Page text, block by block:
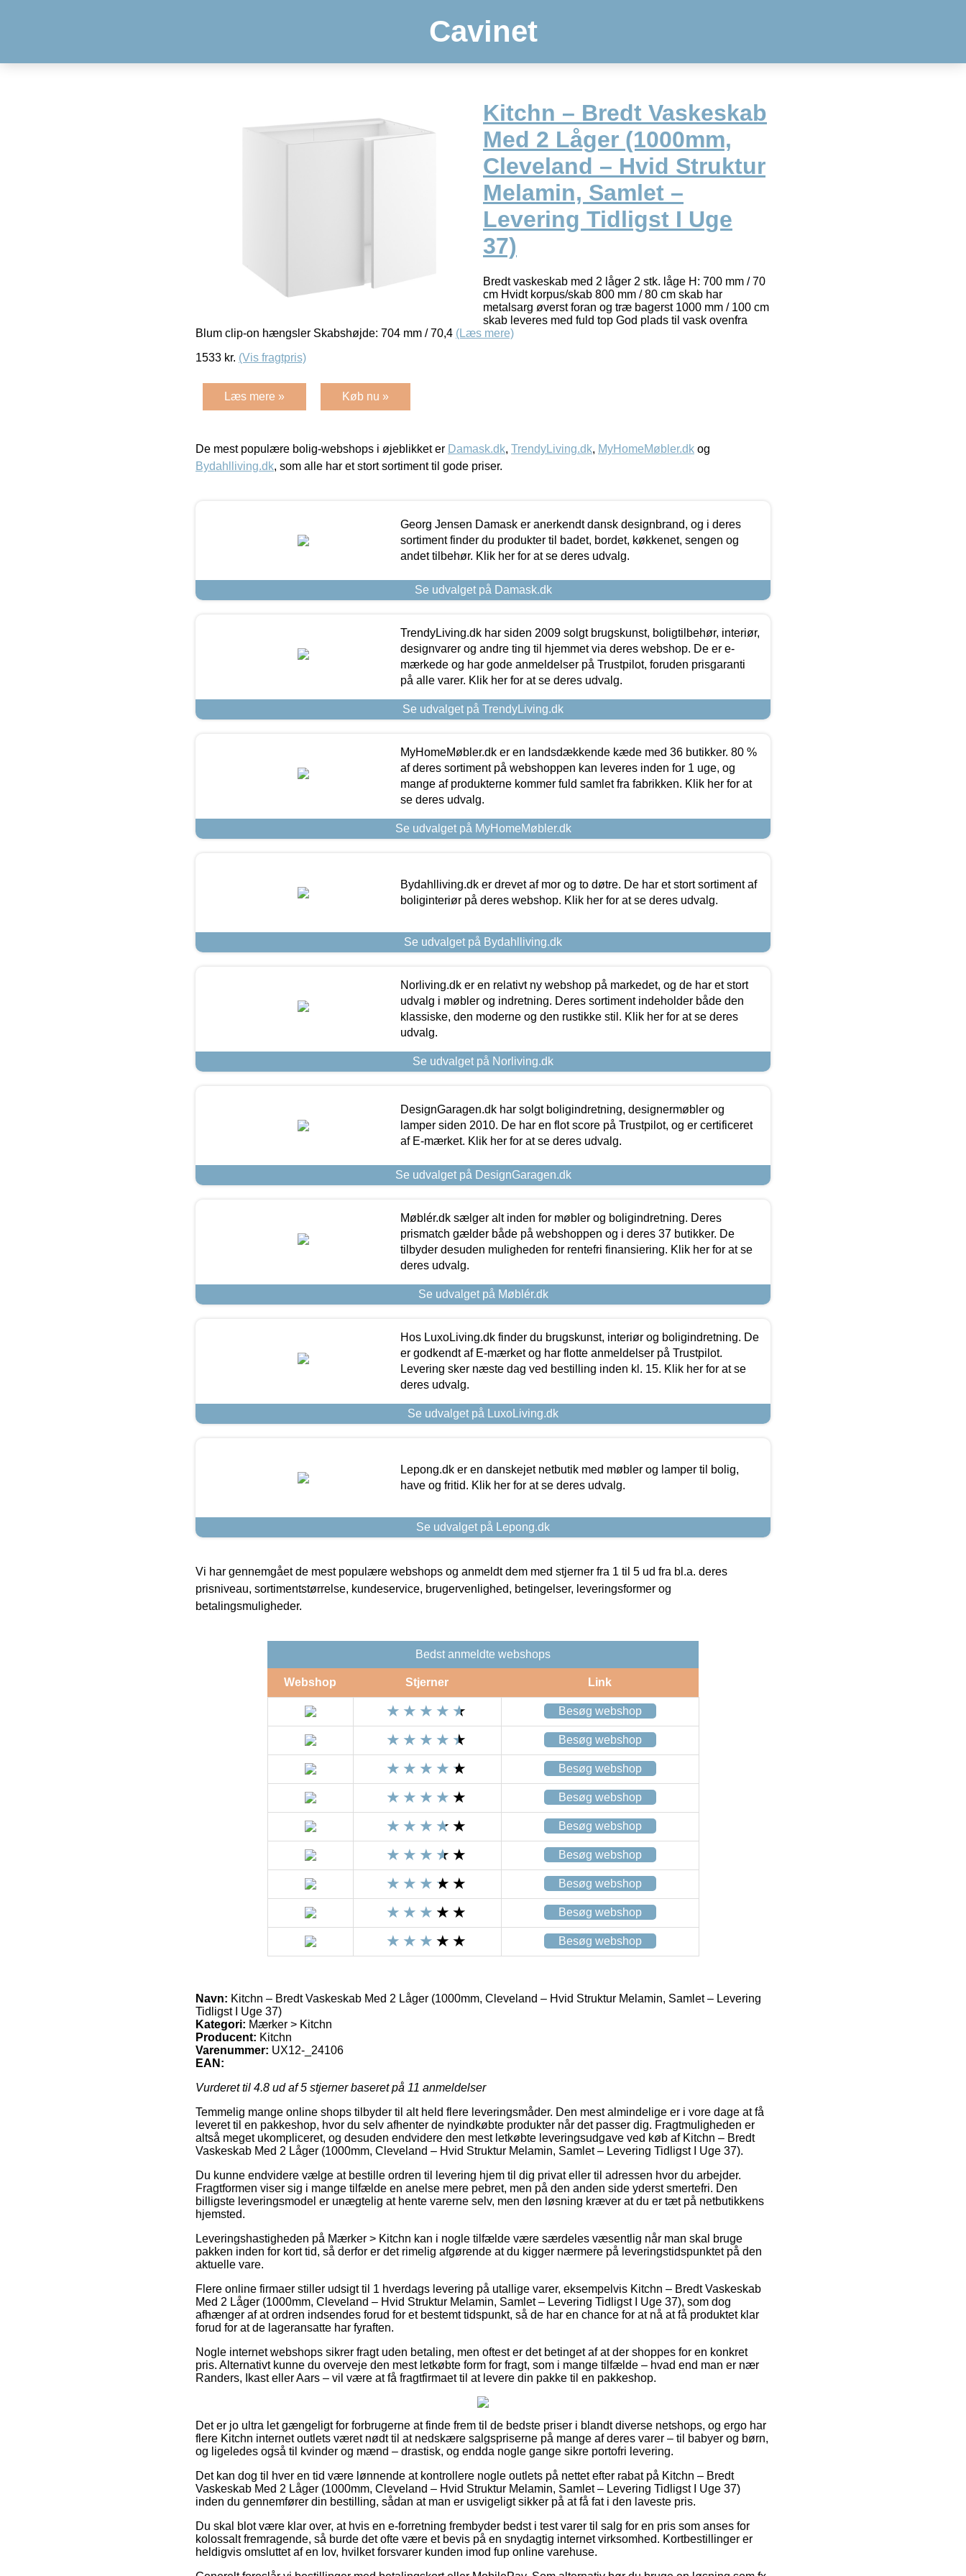
Cavinet
Kitchn – Bredt Vaskeskab
Med 2 Låger (1000mm,
Cleveland – Hvid Struktur
Melamin, Samlet –
Levering Tidligst I Uge
37)
Bredt vaskeskab med 2 låger 2 stk. låge H: 700 mm / 70
cm Hvidt korpus/skab 800 mm / 80 cm skab har
metalsarg øverst foran og træ bagerst 1000 mm / 100 cm
skab leveres med fuld top God plads til vask ovenfra
Blum clip-on hængsler Skabshøjde: 704 mm / 70,4 (Læs mere)
1533 kr. (Vis fragtpris)
Læs mere » Køb nu »
De mest populære bolig-webshops i øjeblikket er Damask.dk, TrendyLiving.dk, MyHomeMøbler.dk og
Bydahlliving.dk, som alle har et stort sortiment til gode priser.
Georg Jensen Damask er anerkendt dansk designbrand, og i deres
sortiment finder du produkter til badet, bordet, køkkenet, sengen og
andet tilbehør. Klik her for at se deres udvalg.
Se udvalget på Damask.dk
TrendyLiving.dk har siden 2009 solgt brugskunst, boligtilbehør, interiør,
designvarer og andre ting til hjemmet via deres webshop. De er e-
mærkede og har gode anmeldelser på Trustpilot, foruden prisgaranti
på alle varer. Klik her for at se deres udvalg.
Se udvalget på TrendyLiving.dk
MyHomeMøbler.dk er en landsdækkende kæde med 36 butikker. 80 %
af deres sortiment på webshoppen kan leveres inden for 1 uge, og
mange af produkterne kommer fuld samlet fra fabrikken. Klik her for at
se deres udvalg.
Se udvalget på MyHomeMøbler.dk
Bydahlliving.dk er drevet af mor og to døtre. De har et stort sortiment af
boliginteriør på deres webshop. Klik her for at se deres udvalg.
Se udvalget på Bydahlliving.dk
Norliving.dk er en relativt ny webshop på markedet, og de har et stort
udvalg i møbler og indretning. Deres sortiment indeholder både den
klassiske, den moderne og den rustikke stil. Klik her for at se deres
udvalg.
Se udvalget på Norliving.dk
DesignGaragen.dk har solgt boligindretning, designermøbler og
lamper siden 2010. De har en flot score på Trustpilot, og er certificeret
af E-mærket. Klik her for at se deres udvalg.
Se udvalget på DesignGaragen.dk
Møblér.dk sælger alt inden for møbler og boligindretning. Deres
prismatch gælder både på webshoppen og i deres 37 butikker. De
tilbyder desuden muligheden for rentefri finansiering. Klik her for at se
deres udvalg.
Se udvalget på Møblér.dk
Hos LuxoLiving.dk finder du brugskunst, interiør og boligindretning. De
er godkendt af E-mærket og har flotte anmeldelser på Trustpilot.
Levering sker næste dag ved bestilling inden kl. 15. Klik her for at se
deres udvalg.
Se udvalget på LuxoLiving.dk
Lepong.dk er en danskejet netbutik med møbler og lamper til bolig,
have og fritid. Klik her for at se deres udvalg.
Se udvalget på Lepong.dk
Vi har gennemgået de mest populære webshops og anmeldt dem med stjerner fra 1 til 5 ud fra bl.a. deres
prisniveau, sortimentstørrelse, kundeservice, brugervenlighed, betingelser, leveringsformer og
betalingsmuligheder.
Bedst anmeldte webshops
Webshop Stjerner Link
Besøg webshop
Besøg webshop
Besøg webshop
Besøg webshop
Besøg webshop
Besøg webshop
Besøg webshop
Besøg webshop
Besøg webshop
Navn: Kitchn – Bredt Vaskeskab Med 2 Låger (1000mm, Cleveland – Hvid Struktur Melamin, Samlet – Levering
Tidligst I Uge 37)
Kategori: Mærker > Kitchn
Producent: Kitchn
Varenummer: UX12-_24106
EAN:
Vurderet til 4.8 ud af 5 stjerner baseret på 11 anmeldelser
Temmelig mange online shops tilbyder til alt held flere leveringsmåder. Den mest almindelige er i vore dage at få
leveret til en pakkeshop, hvor du selv afhenter de nyindkøbte produkter når det passer dig. Fragtmuligheden er
altså meget ukompliceret, og desuden endvidere den mest letkøbte leveringsudgave ved køb af Kitchn – Bredt
Vaskeskab Med 2 Låger (1000mm, Cleveland – Hvid Struktur Melamin, Samlet – Levering Tidligst I Uge 37).
Du kunne endvidere vælge at bestille ordren til levering hjem til dig privat eller til adressen hvor du arbejder.
Fragtformen viser sig i mange tilfælde en anelse mere pebret, men på den anden side yderst smertefri. Den
billigste leveringsmodel er unægtelig at hente varerne selv, men den løsning kræver at du er tæt på netbutikkens
hjemsted.
Leveringshastigheden på Mærker > Kitchn kan i nogle tilfælde være særdeles væsentlig når man skal bruge
pakken inden for kort tid, så derfor er det rimelig afgørende at du kigger nærmere på leveringstidspunktet på den
aktuelle vare.
Flere online firmaer stiller udsigt til 1 hverdags levering på utallige varer, eksempelvis Kitchn – Bredt Vaskeskab
Med 2 Låger (1000mm, Cleveland – Hvid Struktur Melamin, Samlet – Levering Tidligst I Uge 37), som dog
afhænger af at ordren indsendes forud for et bestemt tidspunkt, så de har en chance for at nå at få produktet klar
forud for at de lageransatte har fyraften.
Nogle internet webshops sikrer fragt uden betaling, men oftest er det betinget af at der shoppes for en konkret
pris. Alternativt kunne du overveje den mest letkøbte form for fragt, som i mange tilfælde – hvad end man er nær
Randers, Ikast eller Aars – vil være at få fragtfirmaet til at levere din pakke til en pakkeshop.
Det er jo ultra let gængeligt for forbrugerne at finde frem til de bedste priser i blandt diverse netshops, og ergo har
flere Kitchn internet outlets været nødt til at nedskære salgspriserne på mange af deres varer – til babyer og børn,
og ligeledes også til kvinder og mænd – drastisk, og endda nogle gange sikre portofri levering.
Det kan dog til hver en tid være lønnende at kontrollere nogle outlets på nettet efter rabat på Kitchn – Bredt
Vaskeskab Med 2 Låger (1000mm, Cleveland – Hvid Struktur Melamin, Samlet – Levering Tidligst I Uge 37)
inden du gennemfører din bestilling, sådan at man er usvigeligt sikker på at få fat i den laveste pris.
Du skal blot være klar over, at hvis en e-forretning frembyder bedst i test varer til salg for en pris som anses for
kolossalt fremragende, så burde det ofte være et bevis på en snydagtig internet virksomhed. Kortbestillinger er
heldigvis omsluttet af en lov, hvilket forsvarer kunden imod fup online varehuse.